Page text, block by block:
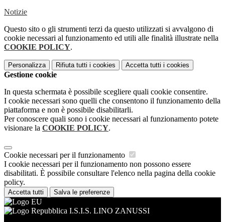
Notizie
Questo sito o gli strumenti terzi da questo utilizzati si avvalgono di
cookie necessari al funzionamento ed utili alle finalità illustrate nella
COOKIE POLICY.
Personalizza Rifiuta tutti i cookies Accetta tutti i cookies
Gestione cookie
In questa schermata è possibile scegliere quali cookie consentire.
I cookie necessari sono quelli che consentono il funzionamento della
piattaforma e non è possibile disabilitarli.
Per conoscere quali sono i cookie necessari al funzionamento potete
visionare la COOKIE POLICY.
Cookie necessari per il funzionamento
I cookie necessari per il funzionamento non possono essere
disabilitati. È possibile consultare l'elenco nella pagina della cookie
policy.
Accetta tutti Salva le preferenze
I.S.I.S. LINO ZANUSSI